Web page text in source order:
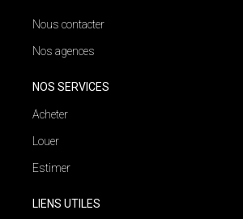
Nous contacter
Nos agences
NOS SERVICES
Acheter
Louer
Estimer
LIENS UTILES